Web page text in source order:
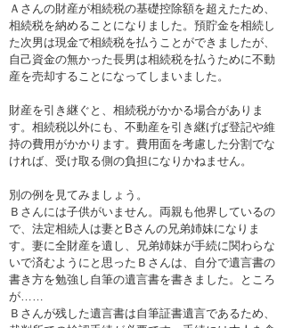
Ａさんの財産が相続税の基礎控除額を超えたため、
相続税を納めることになりました。預貯金を相続し
た次男は現金で相続税を払うことができましたが、
自己資金の無かった長男は相続税を払うために不動
産を売却することになってしまいました。
財産を引き継ぐと、相続税がかかる場合がありま
す。相続税以外にも、不動産を引き継げば登記や維
持の費用がかかります。費用面を考慮した分割でな
ければ、受け取る側の負担になりかねません。
別の例を見てみましょう。
Ｂさんには子供がいません。両親も他界しているの
で、法定相続人は妻とBさんの兄弟姉妹になりま
す。妻に全財産を遺し、兄弟姉妹が手続に関わらな
いで済むようにと思ったＢさんは、自分で遺言書の
書き方を勉強し自筆の遺言書を書きました。ところ
が……
Ｂさんが残した遺言書は自筆証書遺言であるため、